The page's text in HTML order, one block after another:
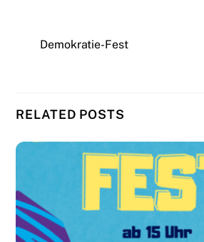
Demokratie-Fest
RELATED POSTS